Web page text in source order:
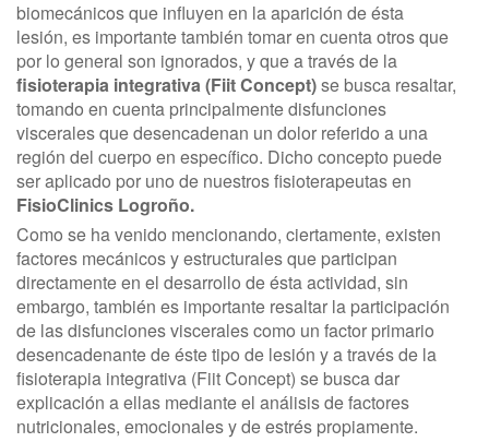
biomecánicos que influyen en la aparición de ésta
lesión, es importante también tomar en cuenta otros que
por lo general son ignorados, y que a través de la
fisioterapia integrativa (Fiit Concept)se busca resaltar,
tomando en cuenta principalmente disfunciones
viscerales que desencadenan un dolor referido a una
región del cuerpo en específico. Dicho concepto puede
ser aplicado por uno de nuestros fisioterapeutas en
FisioClinics Logroño.
Como se ha venido mencionando, ciertamente, existen
factores mecánicos y estructurales que participan
directamente en el desarrollo de ésta actividad, sin
embargo, también es importante resaltar la participación
de las disfunciones viscerales como un factor primario
desencadenante de éste tipo de lesión y a través de la
fisioterapia integrativa (Fiit Concept) se busca dar
explicación a ellas mediante el análisis de factores
nutricionales, emocionales y de estrés propiamente.